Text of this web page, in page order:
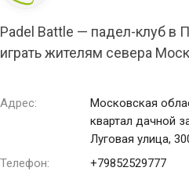
Padel Battle — падел-клуб в
играть жителям севера
Адрес:
Московская
квартал дачной
Луговая улица,
Телефон:
+79852529777